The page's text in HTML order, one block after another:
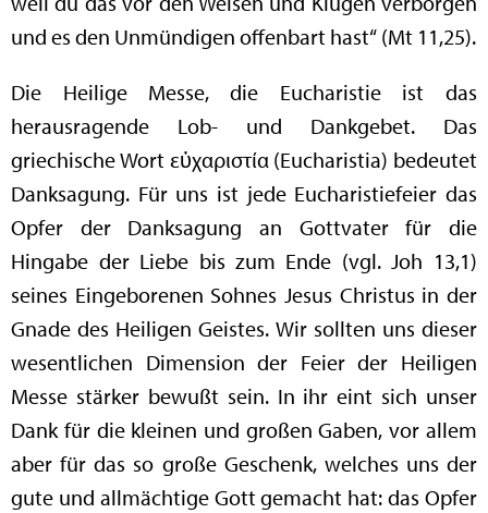
und es den Unmündigen offenbart hast“ (Mt 11,25).
Die Heilige Messe, die Eucharistie ist das
herausragende Lob- und Dankgebet. Das
griechische Wort εὐχαριστία (Eucharistia) bedeutet
Danksagung. Für uns ist jede Eucharistiefeier das
Opfer der Danksagung an Gottvater für die
Hingabe der Liebe bis zum Ende (vgl. Joh 13,1)
seines Eingeborenen Sohnes Jesus Christus in der
Gnade des Heiligen Geistes. Wir sollten uns dieser
wesentlichen Dimension der Feier der Heiligen
Messe stärker bewußt sein. In ihr eint sich unser
Dank für die kleinen und großen Gaben, vor allem
aber für das so große Geschenk, welches uns der
gute und allmächtige Gott gemacht hat: das Opfer